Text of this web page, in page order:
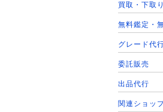
買取・下取り
無料鑑定・
グレード代
委託販売
出品代行
関連ショッ